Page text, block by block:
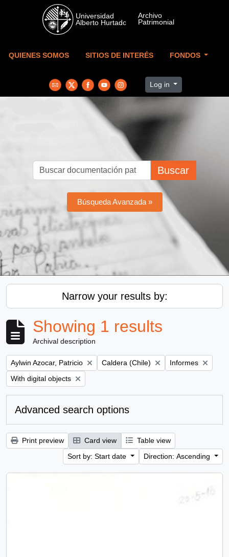
Skip to main content
QUIENES SOMOS SITIOS DE INTERÉS FONDOS
Log in
Buscar
Búsqueda Avanzada »
Narrow your results by:
Showing 1 results
Archival description
Remove filter:
Aylwin Azocar, Patricio Remove filter:
Caldera (Chile) Remove filter:
Informes
Remove filter:
With digital objects
Advanced search options
Print preview Card view
Table view
Sort by: Start date
Direction: Ascending